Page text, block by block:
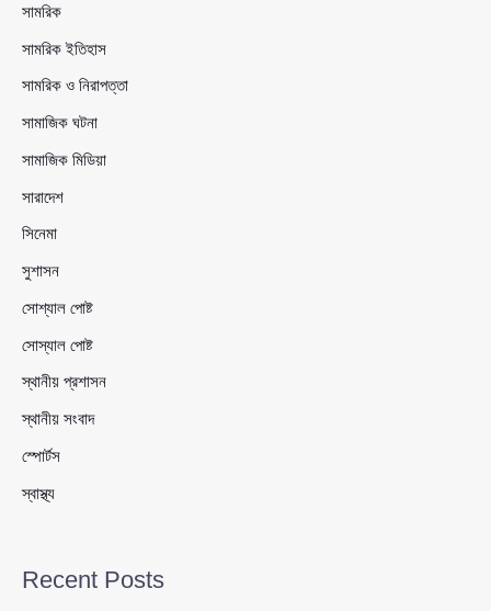
সামরিক
সামরিক ইতিহাস
সামরিক ও নিরাপত্তা
সামাজিক ঘটনা
সামাজিক মিডিয়া
সারাদেশ
সিনেমা
সুশাসন
সোশ্যাল পোষ্ট
সোস্যাল পোষ্ট
স্থানীয় প্রশাসন
স্থানীয় সংবাদ
স্পোর্টস
স্বাস্থ্য
Recent Posts